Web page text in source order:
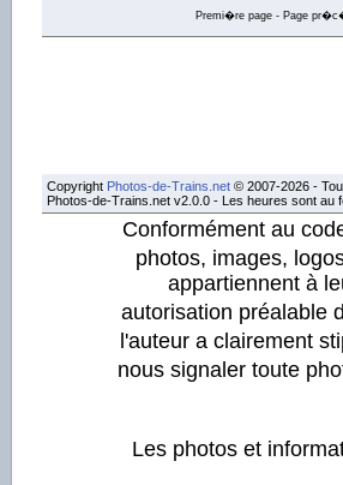
Premi�re page - Page
Copyright Photos-de-Trains.net © 2007-2026 -
Photos-de-Trains.net v2.0.0 - Les heures sont au
Conformément au
photos, images,
appartiennent à
autorisation préalable
l'auteur a clairement
nous signaler toute
Les photos et